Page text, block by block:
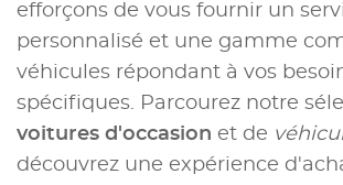
efforçons de vous fournir un
personnalisé et une gamme
véhicules répondant à vos
spécifiques. Parcourez notre
voitures d'occasion et de
découvrez une expérience